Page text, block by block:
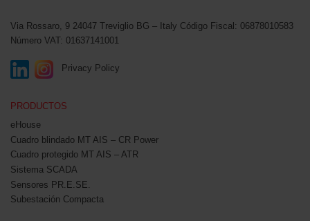
Via Rossaro, 9 24047 Treviglio BG – Italy Código Fiscal: 06878010583
Número VAT: 01637141001
Privacy Policy
PRODUCTOS
eHouse
Cuadro blindado MT AIS – CR Power
Cuadro protegido MT AIS – ATR
Sistema SCADA
Sensores PR.E.SE.
Subestación Compacta